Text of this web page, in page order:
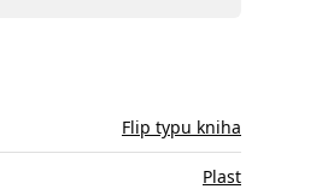
Flip typu kniha
Plast